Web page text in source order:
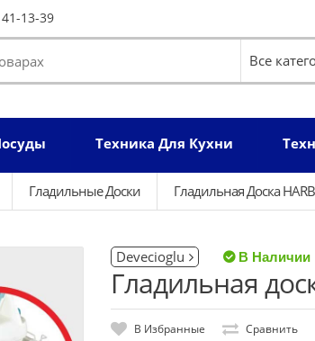
13-39
Техника Для Кухни
Гладильные Доски Гладильная Доска
Devecioglu
Гладильная
В Избранные Сравнить